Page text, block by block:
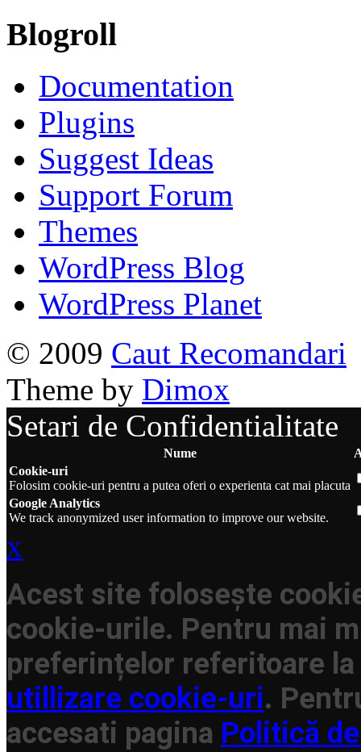
Blogroll
Documentation
Plugins
Suggest Ideas
Support Forum
Themes
WordPress Blog
WordPress Planet
© 2009 Caut Recomandari
Theme by Dimox
Setari de Confidentialitate
Nume
Cookie-uri
Folosim cookie-uri pentru a putea oferi o experienta cat mai placuta
Google Analytics
We track anonymized user information to improve our website.
x
Acest site folosește
cookie-urile. Pentru mai
preferințelor referitoare
utillizare cookie-uri.
accesati pagina Politică